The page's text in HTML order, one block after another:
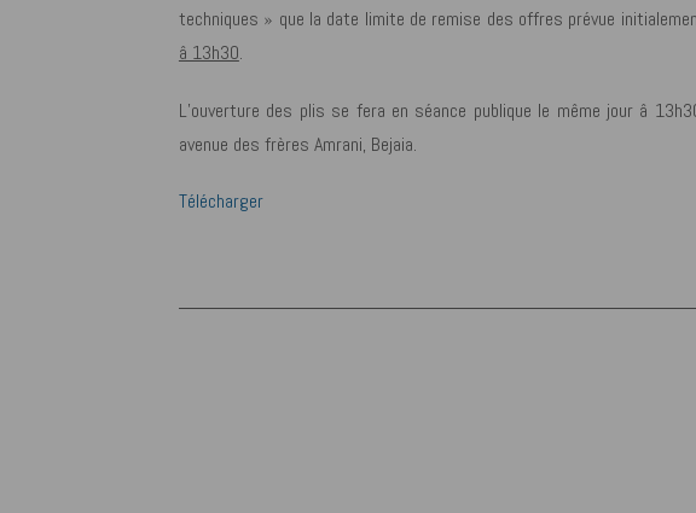
techniques » que la date limite de remise des offres prévue
â 13h30.
L’ouverture des plis se fera en séance publique le même jour â
avenue des frères Amrani, Bejaia.
Télécharger